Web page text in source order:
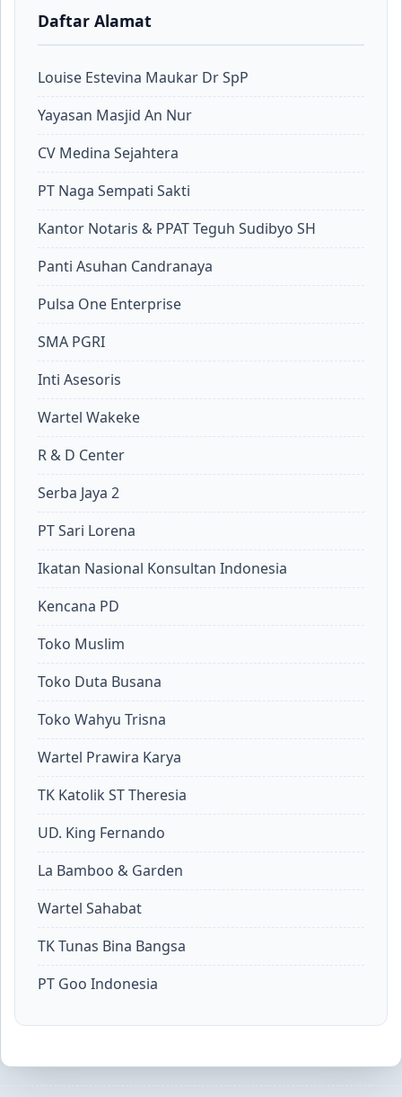
Daftar Alamat
Louise Estevina Maukar Dr SpP
Yayasan Masjid An Nur
CV Medina Sejahtera
PT Naga Sempati Sakti
Kantor Notaris & PPAT Teguh Sudibyo SH
Panti Asuhan Candranaya
Pulsa One Enterprise
SMA PGRI
Inti Asesoris
Wartel Wakeke
R & D Center
Serba Jaya 2
PT Sari Lorena
Ikatan Nasional Konsultan Indonesia
Kencana PD
Toko Muslim
Toko Duta Busana
Toko Wahyu Trisna
Wartel Prawira Karya
TK Katolik ST Theresia
UD. King Fernando
La Bamboo & Garden
Wartel Sahabat
TK Tunas Bina Bangsa
PT Goo Indonesia